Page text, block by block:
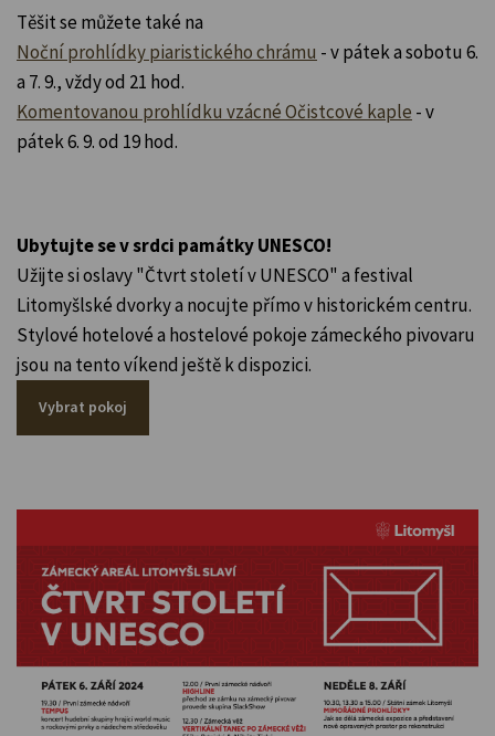
Těšit se můžete také na
Noční prohlídky piaristického chrámu - v pátek a sobotu 6.
a 7. 9., vždy od 21 hod.
Komentovanou prohlídku vzácné Očistcové kaple - v
pátek 6. 9. od 19 hod.
Ubytujte se v srdci památky UNESCO!
Užijte si oslavy "Čtvrt století v UNESCO" a festival
Litomyšlské dvorky a nocujte přímo v historickém centru.
Stylové hotelové a hostelové pokoje zámeckého pivovaru
jsou na tento víkend ještě k dispozici.
Vybrat pokoj